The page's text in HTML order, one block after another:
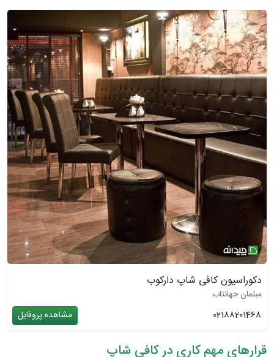
دکوراسیون کافی شاپ دارکوب
مبلمان جهانتاب
02188201468
مشاهده پروفایل
قرارهای مهم کاری در کافی شاپ